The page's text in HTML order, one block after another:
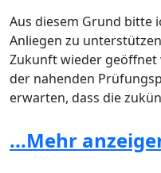
Aus diesem Grund bitte
Anliegen zu
Zukunft wieder
der nahenden
erwarten, dass die
guten Lernrhythmus
genommen werden!
...Mehr